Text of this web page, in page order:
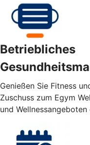
Betriebliches
Genießen Sie Fitness
Zuschuss zum Egym
und